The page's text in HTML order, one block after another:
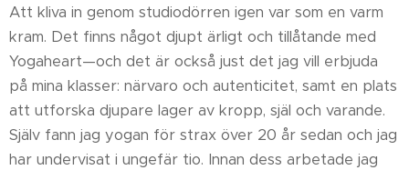
Att kliva in genom studiodörren igen var som en varm
kram. Det finns något djupt ärligt och tillåtande med
Yogaheart—och det är också just det jag vill erbjuda
på mina klasser: närvaro och autenticitet, samt en plats
att utforska djupare lager av kropp, själ och varande.
Själv fann jag yogan för strax över 20 år sedan och jag
har undervisat i ungefär tio. Innan dess arbetade jag